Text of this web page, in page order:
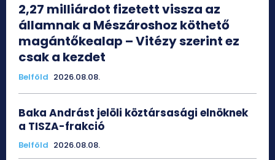
2,27 milliárdot fizetett vissza az
államnak a Mészároshoz köthető
magántőkealap – Vitézy szerint ez
csak a kezdet
Belföld 2026.08.08.
Baka Andrást jelöli köztársasági elnöknek
a TISZA-frakció
Belföld 2026.08.08.